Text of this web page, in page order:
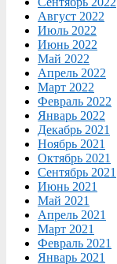
Август 2022
Июль 2022
Июнь 2022
Май 2022
Апрель 2022
Март 2022
Февраль 2022
Январь 2022
Декабрь 2021
Ноябрь 2021
Октябрь 2021
Сентябрь 2021
Июнь 2021
Май 2021
Апрель 2021
Март 2021
Февраль 2021
Январь 2021